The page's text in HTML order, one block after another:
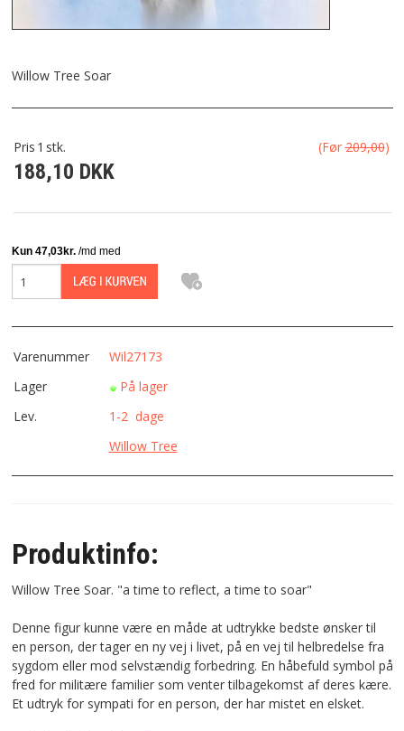
FRAGT
KONTAKT
FORTRYDELSESRET
Willow Tree Soar
Pris 1 stk. (Før209,00)
188,10 DKK
Varenummer
Wil27173
Lager
På lager
Lev.
1-2 dage
Willow Tree
Produktinfo:
Willow Tree Soar. "a time to reflect, a time to soar"
Denne figur kunne være en måde at udtrykke bedste ønsker til
en person, der tager en ny vej i livet, på en vej til helbredelse fra
sygdom eller mod selvstændig forbedring. En håbefuld symbol på
fred for militære familier som venter tilbagekomst af deres kære.
Et udtryk for sympati for en person, der har mistet en elsket.